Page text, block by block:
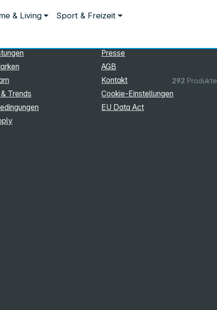
& Living Sport & Freizeit
292 Produkte
Trends
Presse
AGB
Kontakt
Cookie‑Einstellungen
EU Data Act